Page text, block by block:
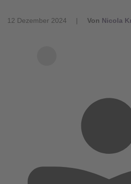
12 Dezember 2024 | Von Nicola